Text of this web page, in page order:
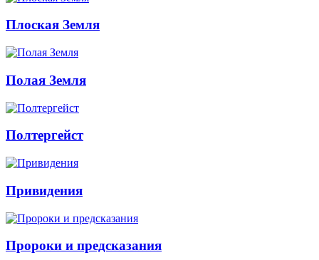
Плоская Земля
Полая Земля
Полтергейст
Привидения
Пророки и предсказания